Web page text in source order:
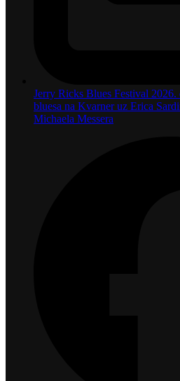
Jerry Ricks Blues Festival
bluesa na Kvarner uz Erica
Michaela Messera